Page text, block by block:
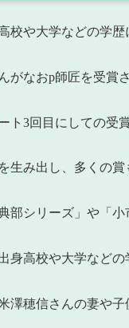
校や大学などの学
がなおp師匠を受賞
ト3回目にしての受
生み出し、多くの賞
部シリーズ」や「小
身高校や大学などの
澤穂信さんの妻や子